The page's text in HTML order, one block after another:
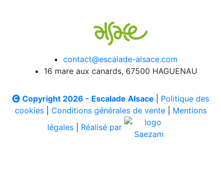
contact@escalade-alsace.com
16 mare aux canards, 67500 HAGUENAU
Copyright 2026 - Escalade Alsace
Politique des
cookies| Conditions générales de vente| Mentions
légales
Réalisé par